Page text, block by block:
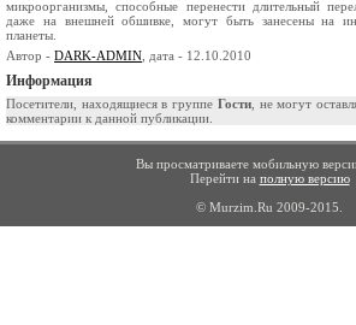
микроорганизмы, способные перенести длительный
даже на внешней обшивке, могут быть занесены на
планеты.
Автор - DARK-ADMIN , дата - 12.10.2010
Информация
Посетители, находящиеся в группе Гости, не могут
комментарии к данной публикации.
Вы просматриваете мобильную
Перейти на полную версию
© Murzim.Ru 2009-2015.